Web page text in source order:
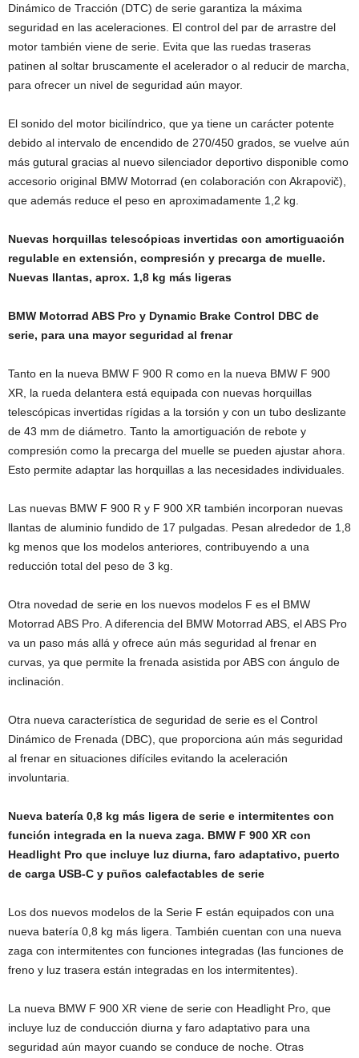
Dinámico de Tracción (DTC) de serie garantiza la máxima
seguridad en las aceleraciones. El control del par de arrastre del
motor también viene de serie. Evita que las ruedas traseras
patinen al soltar bruscamente el acelerador o al reducir de marcha,
para ofrecer un nivel de seguridad aún mayor.
El sonido del motor bicilíndrico, que ya tiene un carácter potente
debido al intervalo de encendido de 270/450 grados, se vuelve aún
más gutural gracias al nuevo silenciador deportivo disponible como
accesorio original BMW Motorrad (en colaboración con Akrapovič),
que además reduce el peso en aproximadamente 1,2 kg.
Nuevas horquillas telescópicas invertidas con amortiguación
regulable en extensión, compresión y precarga de muelle.
Nuevas llantas, aprox. 1,8 kg más ligeras
BMW Motorrad ABS Pro y Dynamic Brake Control DBC de
serie, para una mayor seguridad al frenar
Tanto en la nueva BMW F 900 R como en la nueva BMW F 900
XR, la rueda delantera está equipada con nuevas horquillas
telescópicas invertidas rígidas a la torsión y con un tubo deslizante
de 43 mm de diámetro. Tanto la amortiguación de rebote y
compresión como la precarga del muelle se pueden ajustar ahora.
Esto permite adaptar las horquillas a las necesidades individuales.
Las nuevas BMW F 900 R y F 900 XR también incorporan nuevas
llantas de aluminio fundido de 17 pulgadas. Pesan alrededor de 1,8
kg menos que los modelos anteriores, contribuyendo a una
reducción total del peso de 3 kg.
Otra novedad de serie en los nuevos modelos F es el BMW
Motorrad ABS Pro. A diferencia del BMW Motorrad ABS, el ABS Pro
va un paso más allá y ofrece aún más seguridad al frenar en
curvas, ya que permite la frenada asistida por ABS con ángulo de
inclinación.
Otra nueva característica de seguridad de serie es el Control
Dinámico de Frenada (DBC), que proporciona aún más seguridad
al frenar en situaciones difíciles evitando la aceleración
involuntaria.
Nueva batería 0,8 kg más ligera de serie e intermitentes con
función integrada en la nueva zaga. BMW F 900 XR con
Headlight Pro que incluye luz diurna, faro adaptativo, puerto
de carga USB-C y puños calefactables de serie
Los dos nuevos modelos de la Serie F están equipados con una
nueva batería 0,8 kg más ligera. También cuentan con una nueva
zaga con intermitentes con funciones integradas (las funciones de
freno y luz trasera están integradas en los intermitentes).
La nueva BMW F 900 XR viene de serie con Headlight Pro, que
incluye luz de conducción diurna y faro adaptativo para una
seguridad aún mayor cuando se conduce de noche. Otras